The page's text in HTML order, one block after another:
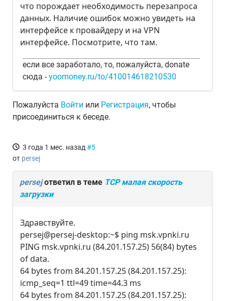
что порождает необходимость перезапроса
данных. Наличие ошибок можно увидеть на
интерфейсе к провайдеру и на VPN
интерфейсе. Посмотрите, что там.
если все заработало, то, пожалуйста, donate
сюда -yoomoney.ru/to/410014618210530
Пожалуйста Войти или Регистрация, чтобы
присоединиться к беседе.
3 года 1 мес. назад #5
от persej
persejответил в теме TCP малая скорость
загрузки
Здравствуйте.
persej@persej-desktop:~$ ping msk.vpnki.ru
PING msk.vpnki.ru (84.201.157.25) 56(84) bytes
of data.
64 bytes from 84.201.157.25 (84.201.157.25):
icmp_seq=1 ttl=49 time=44.3 ms
64 bytes from 84.201.157.25 (84.201.157.25):